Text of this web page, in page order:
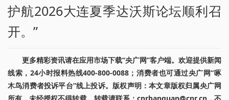
护航2026大连夏季达沃斯论坛顺利召
开。”
更多精彩资讯请在应用市场下载“央广网”客户端。欢迎提供新闻
线索，24小时报料热线400-800-0088；消费者也可通过央广网“啄
木鸟消费者投诉平台”线上投诉。版权声明：本文章版权归属央广网